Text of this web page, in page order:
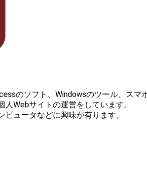
のソフト、Windowsのツール、スマ
Webサイトの運営をしています。
ュータなどに興味が有ります。